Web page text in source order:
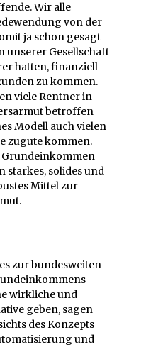
Wir alle
von der
ja schon gesagt
unserer Gesellschaft
hatten, finanziell
zu kommen.
viele Rentner in
betroffen
Modell auch vielen
zugute kommen.
Grundeinkommen
starkes, solides und
Mittel zur
zur bundesweiten
wirkliche und
geben, sagen
des Konzepts
und